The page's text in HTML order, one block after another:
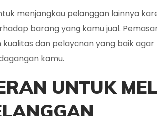
menjangkau pelanggan lainnya
barang yang kamu jual.
dan pelayanan yang baik
kamu.
UNTUK